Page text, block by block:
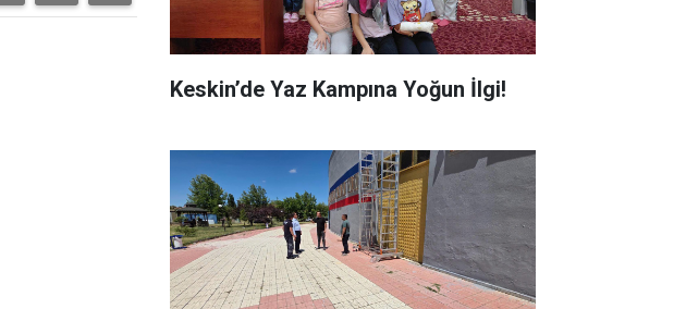
Keskin’de Yaz Kampına Yoğun İlgi!